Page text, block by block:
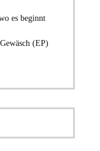
es beginnt
(EP)